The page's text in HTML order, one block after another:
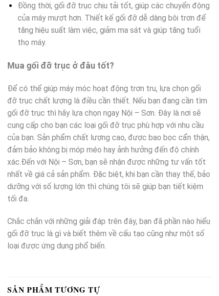
Đồng thời, gối đỡ trục chịu tải tốt, giúp các chuyển động
của máy mượt hơn. Thiết kế gối đỡ dễ dàng bôi trơn để
tăng hiệu suất làm việc, giảm ma sát và giúp tăng tuổi
thọ máy.
Mua gối đỡ trục ở đâu tốt?
Để có thể giúp máy móc hoạt động trơn tru, lựa chọn gối
đỡ trục chất lượng là điều cần thiết. Nếu bạn đang cần tìm
gối đỡ trục thì hãy lựa chọn ngay Nội – Sơn. Đây là nơi sẽ
cung cấp cho bạn các loại gối đỡ trục phù hợp với nhu cầu
của bạn. Sản phẩm chất lượng cao, được bao bọc cẩn thận,
đảm bảo không bị móp méo hay ảnh hưởng đến độ chính
xác.Đến với Nội – Sơn, bạn sẽ nhận được những tư vấn tốt
nhất về giá cả sản phẩm. Đặc biệt, khi bạn cần thay thế, bảo
dưỡng với số lượng lớn thì chúng tôi sẽ giúp bạn tiết kiệm
tối đa.
Chắc chắn với những giải đáp trên đây, bạn đã phần nào hiểu
gối đỡ trục là gì và biết thêm về cấu tạo cũng như một số
loại được ứng dụng phổ biến.
SẢN PHẨM TƯƠNG TỰ